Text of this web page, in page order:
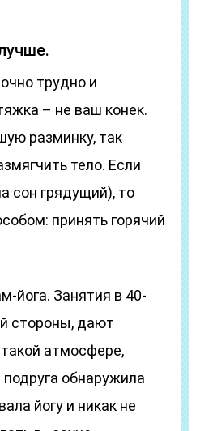
трудно и
– не ваш конек.
разминку, так
тело. Если
сон грядущий), то
принять горячий
йога. Занятия в 40-
стороны, дают
атмосфере,
обнаружила
йогу и никак не